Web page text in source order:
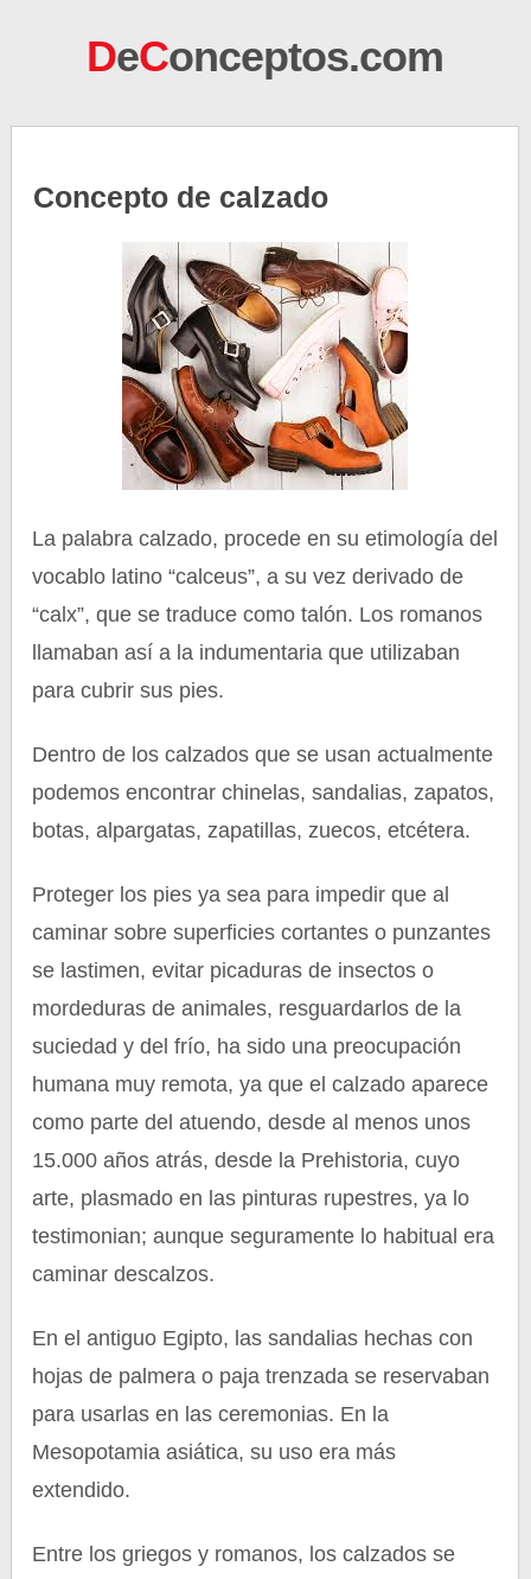
DeConceptos.com
Concepto de calzado
La palabra calzado, procede en su etimología del
vocablo latino “calceus”, a su vez derivado de
“calx”, que se traduce como talón. Los romanos
llamaban así a la indumentaria que utilizaban
para cubrir sus pies.
Dentro de los calzados que se usan actualmente
podemos encontrar chinelas, sandalias, zapatos,
botas, alpargatas, zapatillas, zuecos, etcétera.
Proteger los pies ya sea para impedir que al
caminar sobre superficies cortantes o punzantes
se lastimen, evitar picaduras de insectos o
mordeduras de animales, resguardarlos de la
suciedad y del frío, ha sido una preocupación
humana muy remota, ya que el calzado aparece
como parte del atuendo, desde al menos unos
15.000 años atrás, desde la Prehistoria, cuyo
arte, plasmado en las pinturas rupestres, ya lo
testimonian; aunque seguramente lo habitual era
caminar descalzos.
En el antiguo Egipto, las sandalias hechas con
hojas de palmera o paja trenzada se reservaban
para usarlas en las ceremonias. En la
Mesopotamia asiática, su uso era más
extendido.
Entre los griegos y romanos, los calzados se